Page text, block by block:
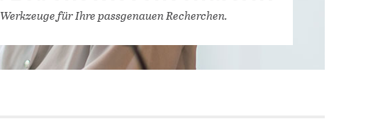
(DBIS)
SAMMLUNGEN
Abschlussarbeiten bei
für Ihre passgenauen Recherchen.